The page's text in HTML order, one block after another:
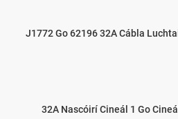
J1772 Go 62196 32A Cábla
32A Nascóirí Cineál 1 Go